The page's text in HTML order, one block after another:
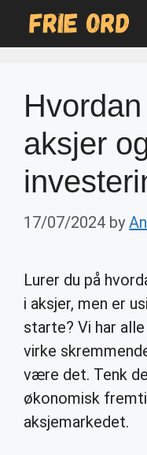
aksjer
17/07/2024 by
Lurer du på
i aksjer, men er
starte? Vi har
virke
være det. Tenk
økonomisk
aksjemarkedet.